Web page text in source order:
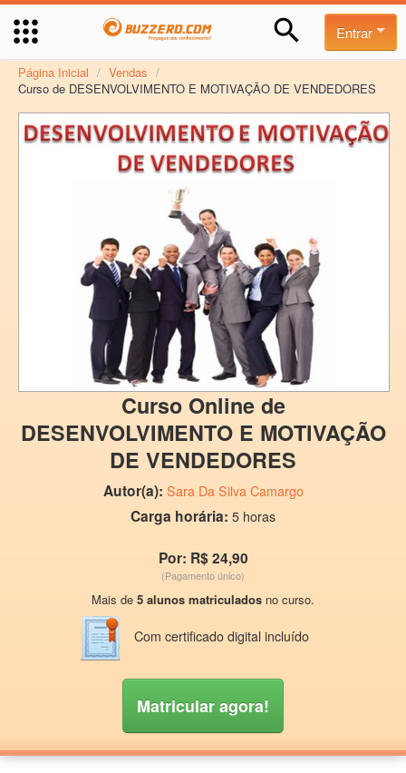
Entrar
Página Inicial / Vendas /
Curso de DESENVOLVIMENTO E MOTIVAÇÃO DE VENDEDORES
Curso Online de
DESENVOLVIMENTO E MOTIVAÇÃO
DE VENDEDORES
Autor(a): Sara Da Silva Camargo
Carga horária: 5 horas
Por: R$ 24,90
(Pagamento único)
Mais de 5 alunos matriculados no curso.
Com certificado digital incluído
Matricular agora!